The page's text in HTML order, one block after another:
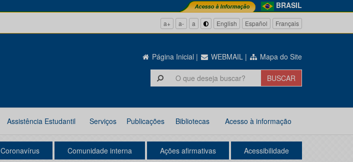
BRASIL
a+ a- a English Español Français
Página Inicial | WEBMAIL | Mapa do Site
Assistência Estudantil Serviços Publicações Bibliotecas Acesso à informação
Coronavírus Comunidade interna Ações afirmativas Acessibilidade